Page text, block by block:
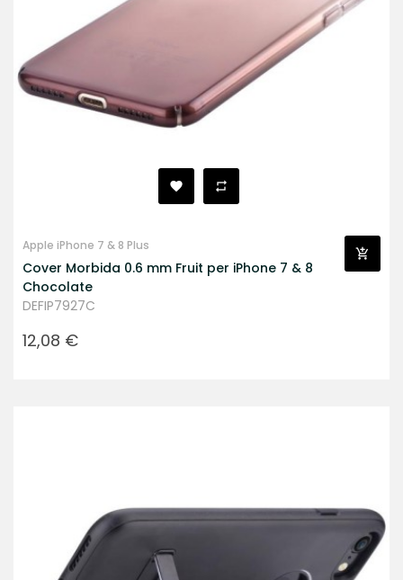
Apple iPhone 7 & 8 Plus
Cover Morbida 0.6 mm Fruit per iPhone 7 & 8
Chocolate
DEFIP7927C
Prezzo
12,08 €